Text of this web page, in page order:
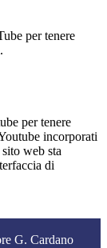
per tenere
per tenere
incorporati
web sta
di
G. Cardano